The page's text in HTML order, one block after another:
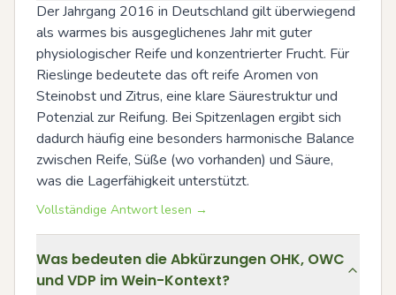
Der Jahrgang 2016 in Deutschland gilt überwiegend
als warmes bis ausgeglichenes Jahr mit guter
physiologischer Reife und konzentrierter Frucht. Für
Rieslinge bedeutete das oft reife Aromen von
Steinobst und Zitrus, eine klare Säurestruktur und
Potenzial zur Reifung. Bei Spitzenlagen ergibt sich
dadurch häufig eine besonders harmonische Balance
zwischen Reife, Süße (wo vorhanden) und Säure,
was die Lagerfähigkeit unterstützt.
Vollständige Antwort lesen →
Was bedeuten die Abkürzungen OHK, OWC
und VDP im Wein-Kontext?